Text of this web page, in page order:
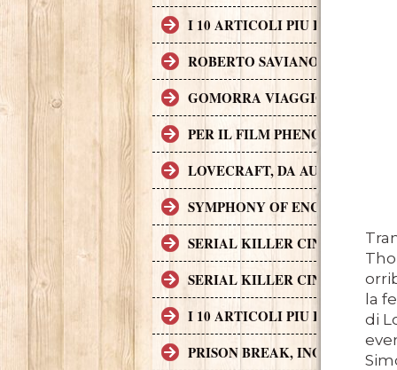
I 10 ARTICOLI PIU LETTI SUL
ROBERTO SAVIANO, II CASO
GOMORRA VIAGGIO
PER IL FILM PHENOMENA
LOVECRAFT, DA AUTORE A
SYMPHONY OF ENCHANTED
SERIAL KILLER
SERIAL KILLER
I 10 ARTICOLI PIU LETTI SUL
PRISON BREAK, INGEGNO,
la
di